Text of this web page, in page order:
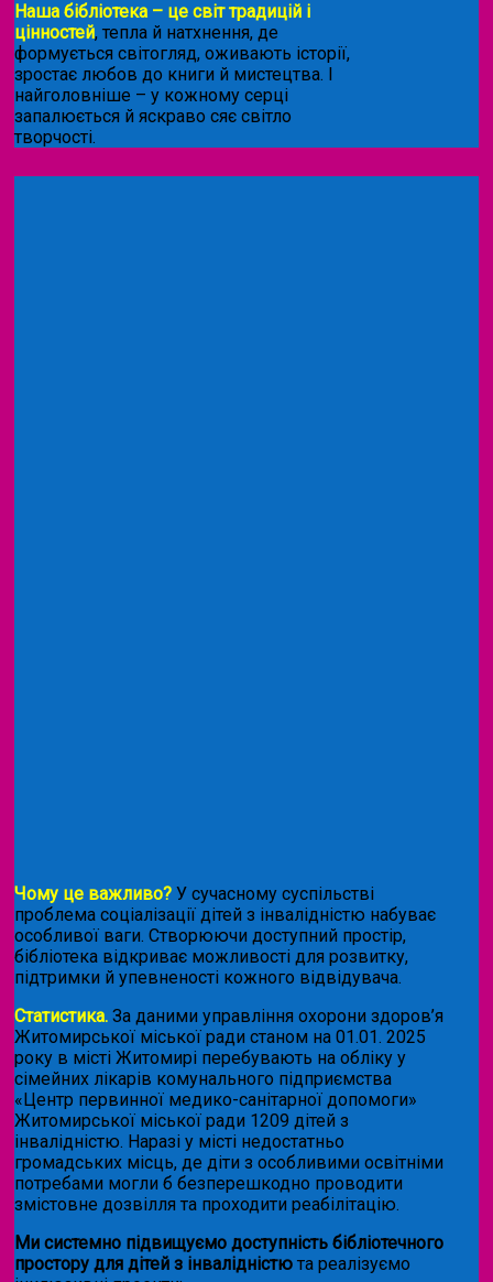
Наша бібліотека – це світ традицій і
цінностей, тепла й натхнення, де
формується світогляд, оживають історії,
зростає любов до книги й мистецтва. І
найголовніше – у кожному серці
запалюється й яскраво сяє світло
творчості.
Чому це важливо? У сучасному суспільстві
проблема соціалізації дітей з інвалідністю набуває
особливої ваги. Створюючи доступний простір,
бібліотека відкриває можливості для розвитку,
підтримки й упевненості кожного відвідувача.
Статистика. За даними управління охорони здоров’я
Житомирської міської ради станом на 01.01. 2025
року в місті Житомирі перебувають на обліку у
сімейних лікарів комунального підприємства
«Центр первинної медико-санітарної допомоги»
Житомирської міської ради 1209 дітей з
інвалідністю. Наразі у місті недостатньо
громадських місць, де діти з особливими освітніми
потребами могли б безперешкодно проводити
змістовне дозвілля та проходити реабілітацію.
Ми системно підвищуємо доступність бібліотечного
простору для дітей з інвалідністю та реалізуємо